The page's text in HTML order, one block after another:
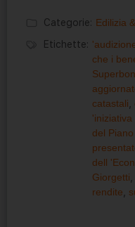
Categorie: Edilizia
Etichette:
che i
catastali
del
dell
Giorgetti
rendite